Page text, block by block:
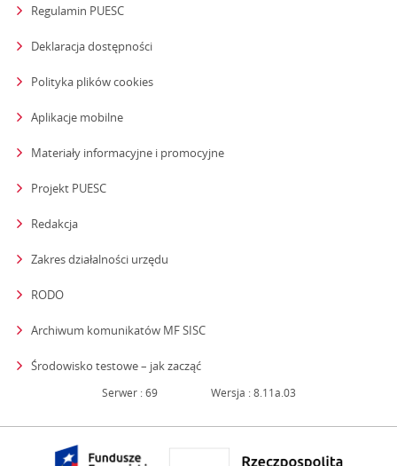
Regulamin PUESC
Deklaracja dostępności
Polityka plików cookies
Aplikacje mobilne
Materiały informacyjne i promocyjne
Projekt PUESC
Redakcja
Zakres działalności urzędu
RODO
Archiwum komunikatów MF SISC
Środowisko testowe – jak zacząćstrona otwiera się w nowym oknie
Serwer : 69 Wersja : 8.11a.03